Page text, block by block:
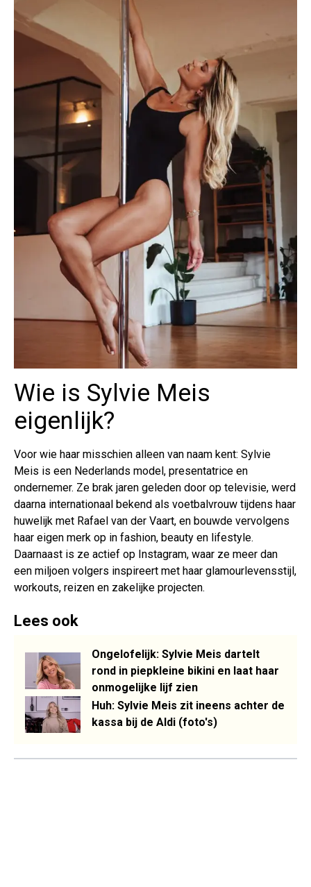
Wie is Sylvie Meis
eigenlijk?
Voor wie haar misschien alleen van naam kent: Sylvie
Meis is een Nederlands model, presentatrice en
ondernemer. Ze brak jaren geleden door op televisie, werd
daarna internationaal bekend als voetbalvrouw tijdens haar
huwelijk met Rafael van der Vaart, en bouwde vervolgens
haar eigen merk op in fashion, beauty en lifestyle.
Daarnaast is ze actief op Instagram, waar ze meer dan
een miljoen volgers inspireert met haar glamourlevensstijl,
workouts, reizen en zakelijke projecten.
Lees ook
Ongelofelijk: Sylvie Meis dartelt
rond in piepkleine bikini en laat haar
onmogelijke lijf zien
Huh: Sylvie Meis zit ineens achter de
kassa bij de Aldi (foto's)